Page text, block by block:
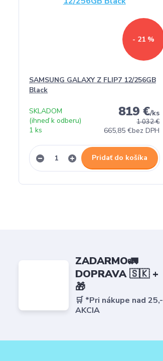
- 21 %
SAMSUNG GALAXY Z FLIP7 12/256GB
Black
1 032 €
819 €/ks
665,85 €bez DPH
SKLADOM
(ihneď k odberu)
1 ks
Pridať do košíka
ZADARMO🚛
DOPRAVA 🇸🇰 +
🎁
🛒 *Pri nákupe nad
AKCIA